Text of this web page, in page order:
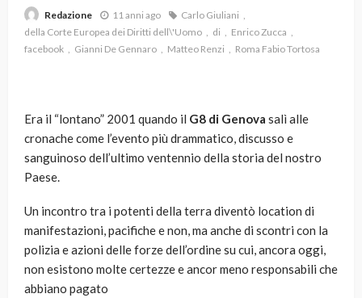
Redazione 11 anni ago
Carlo Giuliani
della Corte Europea dei Diritti dell\'Uomo
di
Enrico Zucca
facebook
Gianni De Gennaro Matteo Renzi Roma Fabio Tortosa
Era il “lontano” 2001 quando il G8 di Genova salì alle
cronache come l’evento più drammatico, discusso e
sanguinoso dell’ultimo ventennio della storia del nostro
Paese.
Un incontro tra i potenti della terra diventò location di
manifestazioni, pacifiche e non, ma anche di scontri con la
polizia e azioni delle forze dell’ordine su cui, ancora oggi,
non esistono molte certezze e ancor meno responsabili che
abbiano pagato